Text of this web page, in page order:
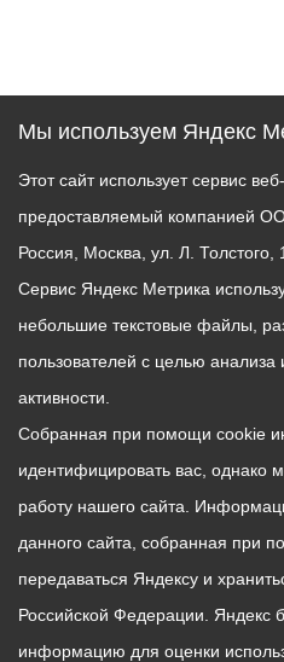
Мы используем Яндекс
Этот сайт использует сервис
предоставляемый компанией
Россия, Москва, ул. Л.
Сервис Яндекс Метрика
небольшие текстовые файлы,
пользователей с целью анализа
активности.
Собранная при помощи cookie
идентифицировать вас, однако
работу нашего сайта.
данного сайта, собранная при
передаваться Яндексу и
Российской Федерации. Яндекс
информацию для оценки